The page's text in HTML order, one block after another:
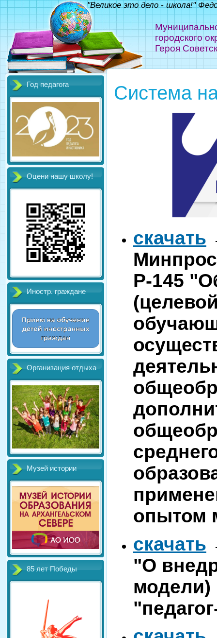
городского
Героя
"Великое это дело - школа!"
Год педагога
Оцени нашу школу!
Иностр. граждане
Организация отдыха
Музей истории
85 лет Победы
Система
скачать
Р-145
опытом
скачать
"О
модели)